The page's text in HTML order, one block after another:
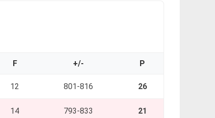
F +/- P
12 801-816 26
14 793-833 21